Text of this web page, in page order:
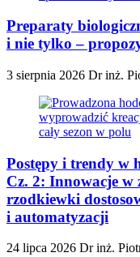
Preparaty
i nie tylko –
3 sierpnia 2026 Dr inż.
Postępy i trendy w
Cz. 2: Innowacje w
rzodkiewki
i automatyzacji
24 lipca 2026 Dr inż.